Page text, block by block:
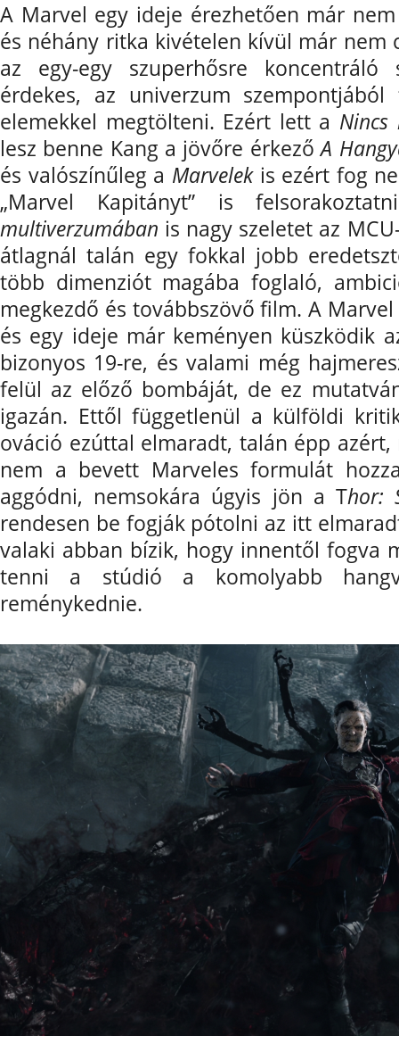
A Marvel egy ideje érezhetően már
és néhány ritka kivételen kívül már nem
az egy-egy szuperhősre koncentráló
érdekes, az univerzum
elemekkel megtölteni. Ezért lett a Nincs
lesz benne Kang a jövőre érkezőA
és valószínűleg a Marvelek is ezért fog
„Marvel Kapitányt” is
multiverzumában is nagy szeletet az
átlagnál talán egy fokkal jobb
több dimenziót magába foglaló,
megkezdő és továbbszövő film. A
és egy ideje már keményen küszködik
bizonyos 19-re, és valami még
felül az előző bombáját, de ez
igazán. Ettől függetlenül a külföldi
ováció ezúttal elmaradt, talán épp
nem a bevett Marveles formulát
aggódni, nemsokára úgyis jön a Thor:
rendesen be fogják pótolni az itt
valaki abban bízik, hogy innentől fogva
tenni a stúdió a komolyabb
reménykednie.